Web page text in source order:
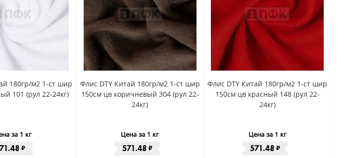
180гр/м2 1-ст шир
101 (рул 22-24кг)
за 1 кг
₽
Флис DTY Китай 180гр/м2 1-ст шир
150см цв коричневый 304 (рул 22-
24кг)
Цена за 1 кг
571.48 ₽
Флис DTY Китай 180гр/м2 1-ст шир
150см цв красный 148 (рул 22-
24кг)
Цена за 1 кг
571.48 ₽